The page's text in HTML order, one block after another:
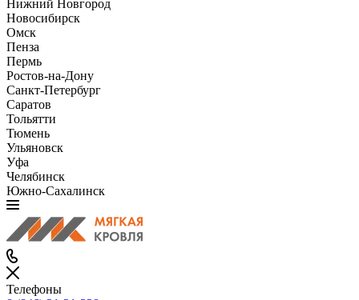
Нижний Новгород
Новосибирск
Омск
Пенза
Пермь
Ростов-на-Дону
Санкт-Петербург
Саратов
Тольятти
Тюмень
Ульяновск
Уфа
Челябинск
Южно-Сахалинск
Телефоны